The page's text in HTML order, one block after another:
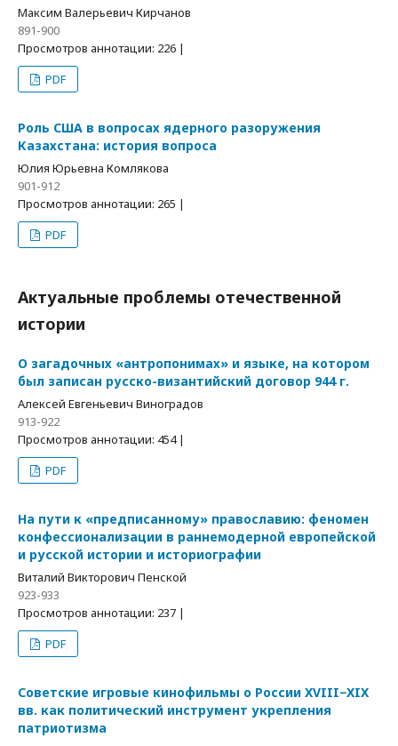
Максим Валерьевич Кирчанов
891-900
Просмотров аннотации: 226 |
PDF
Роль США в вопросах ядерного разоружения
Казахстана: история вопроса
Юлия Юрьевна Комлякова
901-912
Просмотров аннотации: 265 |
PDF
Актуальные проблемы отечественной
истории
О загадочных «антропонимах» и языке, на котором
был записан русско-византийский договор 944 г.
Алексей Евгеньевич Виноградов
913-922
Просмотров аннотации: 454 |
PDF
На пути к «предписанному» православию: феномен
конфессионализации в раннемодерной европейской
и русской истории и историографии
Виталий Викторович Пенской
923-933
Просмотров аннотации: 237 |
PDF
Советские игровые кинофильмы о России XVIII−XIX
вв. как политический инструмент укрепления
патриотизма